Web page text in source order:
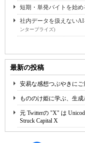
短期・単発バイトを始
社内データを扱えない
ンタープライズ)
最新の投稿
安易な感想つぶやきに
もののけ姫に学ぶ、生
元 Twitterの "X" は
Struck Capital X